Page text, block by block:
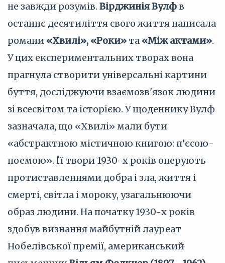
не завжди розумів. Вірджинія Вулфв
останнє десятиліття свого життя написала
романи «Хвилі», «Роки» та «Між актами».
У цих експериментальних творах вона
прагнула створити універсальні картини
буття, досліджуючи взаємозв'язок людини
зі всесвітом та історією. У щоденнику Вулф
зазначала, що «Хвилі» мали бути
«абстрактною містичною книгою: п’єсою-
поемою». Її твори 1930-х років оперують
протиставленнями добра і зла, життя і
смерті, світла і мороку, узагальнюючи
образ людини. На початку 1930-х років
здобув визнання майбутній лауреат
Нобелівської премії, американський